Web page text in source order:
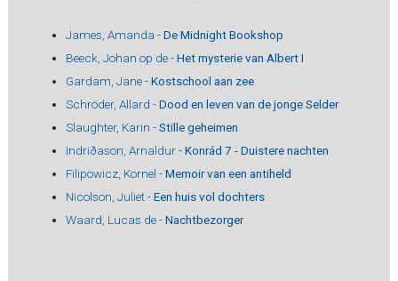
James, Amanda -De Midnight Bookshop
Beeck, Johan op de -Het mysterie van Albert I
Gardam, Jane -Kostschool aan zee
Schröder, Allard -Dood en leven van de jonge Selder
Slaughter, Karin -Stille geheimen
Indriðason, Arnaldur -Konrád 7 - Duistere nachten
Filipowicz, Kornel -Memoir van een antiheld
Nicolson, Juliet -Een huis vol dochters
Waard, Lucas de -Nachtbezorger